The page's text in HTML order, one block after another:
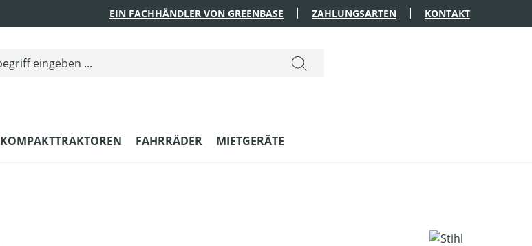
EIN FACHHÄNDLER VON GREENBASE ZAHLUNGSARTEN KONTAKT
KOMPAKTTRAKTOREN FAHRRÄDER MIETGERÄTE